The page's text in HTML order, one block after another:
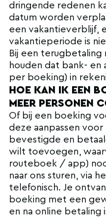
dringende redenen
datum worden
een vakantieverblijf,
vakantieperiode is
Bij een
houden dat bank- en
per boeking) in
HOE KAN IK EEN
MEER PERSONEN
Of bij een boeking
deze aanpassen voor
bevestigde en
wilt toevoegen,
routeboek / app)
naar ons sturen, via
telefonisch. Je
boeking met een
en na online betaling